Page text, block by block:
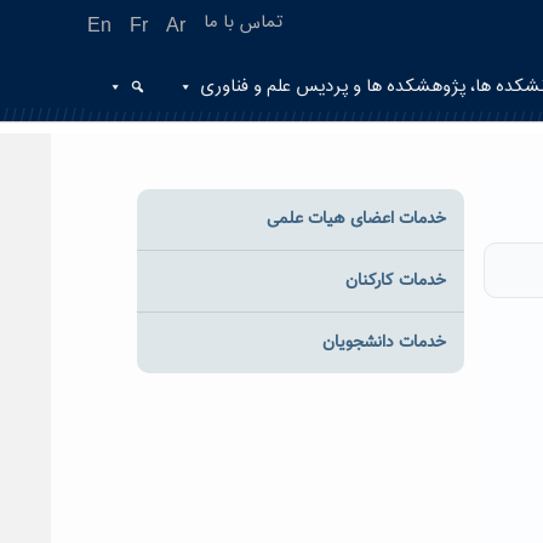
En Fr Ar تماس با ما
ها، پژوهشکده ها و پردیس علم و فناوری
خدمات اعضای هیات علمی
خدمات کارکنان
خدمات دانشجویان